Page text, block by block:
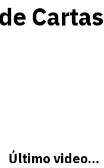
Cartas
Último video…